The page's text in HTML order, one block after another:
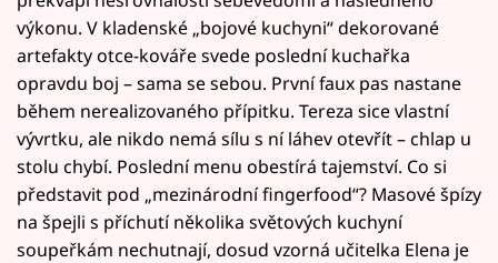
výkonu. V kladenské „bojové kuchyni“ dekorované
artefakty otce-kováře svede poslední kuchařka
opravdu boj – sama se sebou. První faux pas nastane
během nerealizovaného přípitku. Tereza sice vlastní
vývrtku, ale nikdo nemá sílu s ní láhev otevřít – chlap u
stolu chybí. Poslední menu obestírá tajemství. Co si
představit pod „mezinárodní fingerfood“? Masové špízy
na špejli s příchutí několika světových kuchyní
soupeřkám nechutnají, dosud vzorná učitelka Elena je